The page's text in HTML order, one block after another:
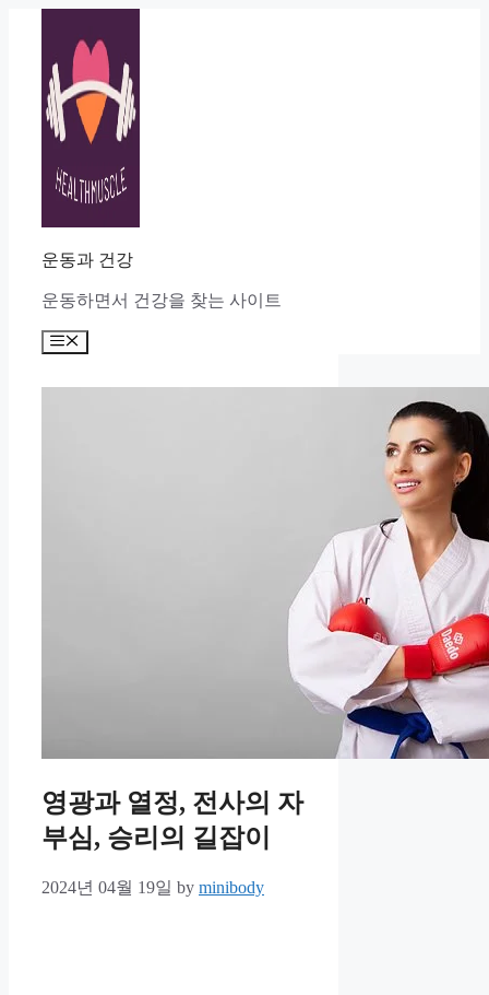
운동과 건강
운동하면서 건강을 찾는 사이트
Menu
영광과 열정, 전사의 자
부심, 승리의 길잡이
2024년 04월 19일 by minibody